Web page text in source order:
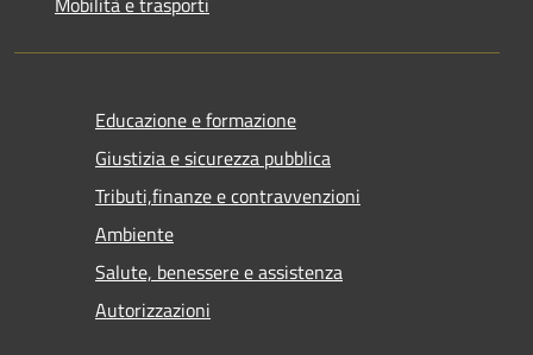
Educazione e formazione
Giustizia e sicurezza pubblica
Tributi,finanze e contravvenzioni
Ambiente
Salute, benessere e assistenza
Autorizzazioni